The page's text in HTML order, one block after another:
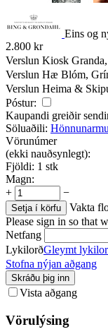
Eins og
2.800 kr
Verslun Kiosk
Verslun Hæ Blóm,
Verslun Heima &
Póstur:
Kaupandi greiðir
Söluaðili:
Vörunúmer
(ekki nauðsynlegt):
Fjöldi: 1 stk
Magn:
+
−
Setja í körfu Vakta
Please sign in so that
Netfang
LykilorðGleymt
Stofna nýjan aðgang
Skráðu þig inn
Vista aðgang
Vörulýsing